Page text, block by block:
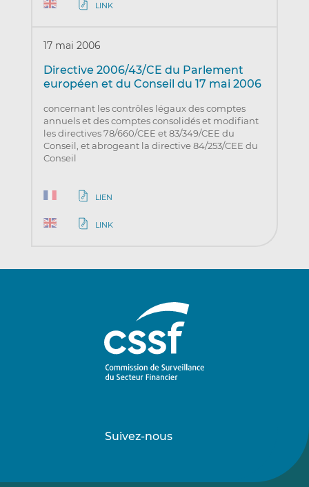
LINK
17 mai 2006
Directive 2006/43/CE du Parlement
européen et du Conseil du 17 mai 2006
concernant les contrôles légaux des comptes
annuels et des comptes consolidés et modifiant
les directives 78/660/CEE et 83/349/CEE du
Conseil, et abrogeant la directive 84/253/CEE du
Conseil
LIEN
LINK
Suivez-nous
sursur